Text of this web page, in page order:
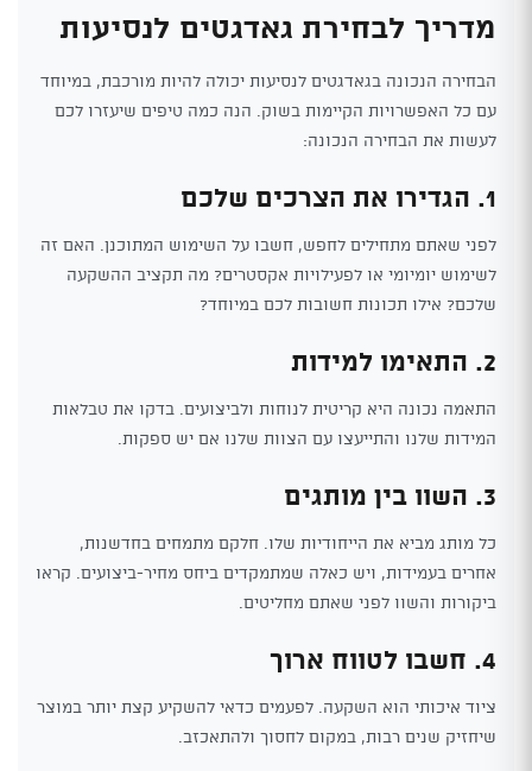
מדריך לבחירת גאדגטים לנסיעות
הבחירה הנכונה בגאדגטים לנסיעות יכולה להיות מורכבת, במיוחד
עם כל האפשרויות הקיימות בשוק. הנה כמה טיפים שיעזרו לכם
לעשות את הבחירה הנכונה:
1. הגדירו את הצרכים שלכם
לפני שאתם מתחילים לחפש, חשבו על השימוש המתוכנן. האם זה
לשימוש יומיומי או לפעילויות אקסטרים? מה תקציב ההשקעה
שלכם? אילו תכונות חשובות לכם במיוחד?
2. התאימו למידות
התאמה נכונה היא קריטית לנוחות ולביצועים. בדקו את טבלאות
המידות שלנו והתייעצו עם הצוות שלנו אם יש ספקות.
3. השוו בין מותגים
כל מותג מביא את הייחודיות שלו. חלקם מתמחים בחדשנות,
אחרים בעמידות, ויש כאלה שמתמקדים ביחס מחיר-ביצועים. קראו
ביקורות והשוו לפני שאתם מחליטים.
4. חשבו לטווח ארוך
ציוד איכותי הוא השקעה. לפעמים כדאי להשקיע קצת יותר במוצר
שיחזיק שנים רבות, במקום לחסוך ולהתאכזב.